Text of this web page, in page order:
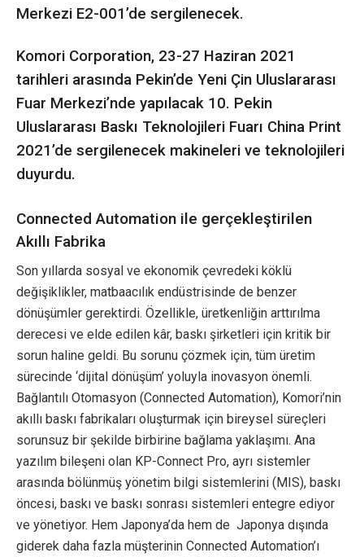
Merkezi E2-001’de sergilenecek.
Komori Corporation, 23-27 Haziran 2021
tarihleri arasında Pekin’de Yeni Çin Uluslararası
Fuar Merkezi’nde yapılacak 10. Pekin
Uluslararası Baskı Teknolojileri Fuarı China Print
2021’de sergilenecek makineleri ve teknolojileri
duyurdu.
Connected Automation ile gerçekleştirilen
Akıllı Fabrika
Son yıllarda sosyal ve ekonomik çevredeki köklü
değişiklikler, matbaacılık endüstrisinde de benzer
dönüşümler gerektirdi. Özellikle, üretkenliğin arttırılma
derecesi ve elde edilen kâr, baskı şirketleri için kritik bir
sorun haline geldi. Bu sorunu çözmek için, tüm üretim
sürecinde ‘dijital dönüşüm’ yoluyla inovasyon önemli.
Bağlantılı Otomasyon (Connected Automation), Komori’nin
akıllı baskı fabrikaları oluşturmak için bireysel süreçleri
sorunsuz bir şekilde birbirine bağlama yaklaşımı. Ana
yazılım bileşeni olan KP-Connect Pro, ayrı sistemler
arasında bölünmüş yönetim bilgi sistemlerini (MIS), baskı
öncesi, baskı ve baskı sonrası sistemleri entegre ediyor
ve yönetiyor. Hem Japonya’da hem de Japonya dışında
giderek daha fazla müşterinin Connected Automation’ı